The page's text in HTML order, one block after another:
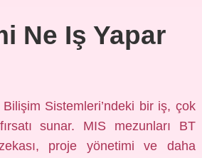
Ne Iş Yapar
Sistemleri’ndeki bir iş, çok
sunar. MIS mezunları BT
proje yönetimi ve daha